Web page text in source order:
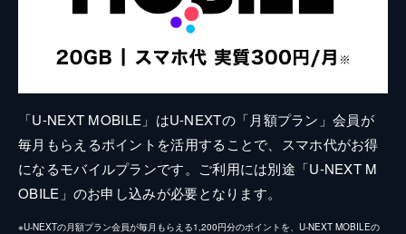
「U-NEXT MOBILE」はU-NEXTの「月額プラン」会員が
毎月もらえるポイントを活用することで、スマホ代がお得
になるモバイルプランです。ご利用には別途「U-NEXT M
OBILE」のお申し込みが必要となります。
※U-NEXTの月額プラン会員が毎月もらえる1,200円分のポイントを、U-NEXT MOBILEの